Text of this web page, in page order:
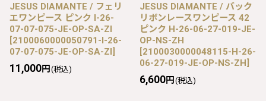
JESUS DIAMANTE / フェリ
エワンピース ピンク I-26-
07-07-075-JE-OP-SA-ZI
[2100060000050791-I-26-
07-07-075-JE-OP-SA-ZI]
11,000円 (税込)
JESUS DIAMANTE / バック
リボンレースワンピース 42
ピンク H-26-06-27-019-JE-
OP-NS-ZH
[2100030000048115-H-26-
06-27-019-JE-OP-NS-ZH]
6,600円 (税込)